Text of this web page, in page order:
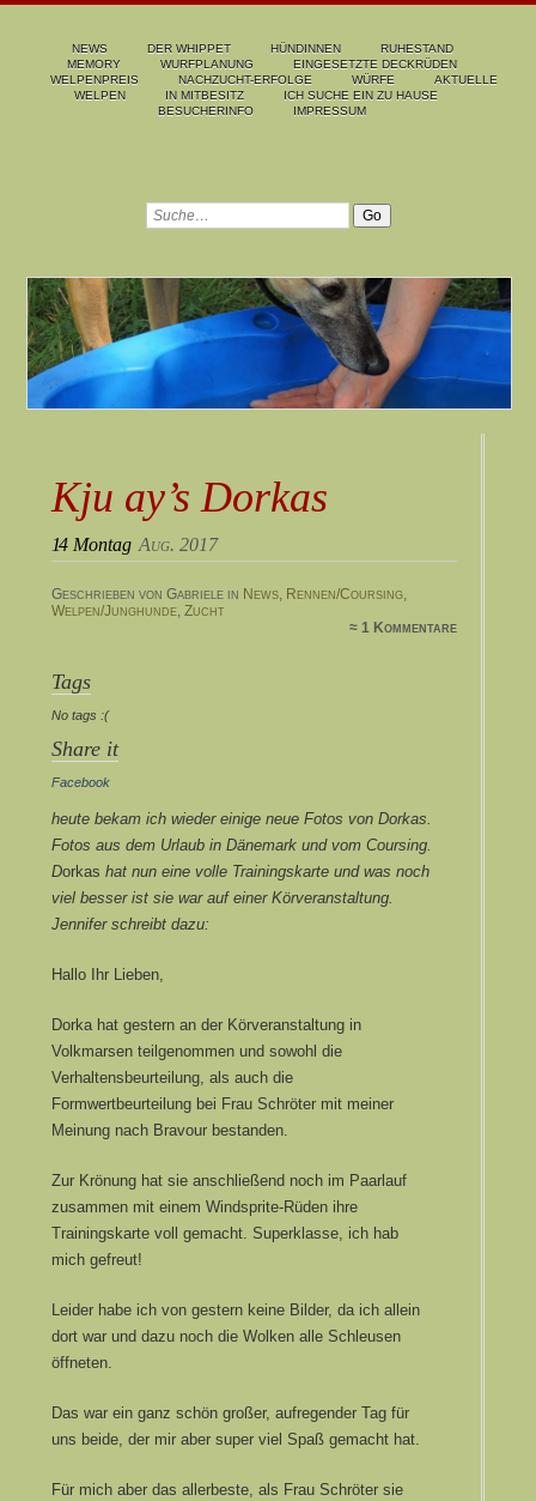
NEWS DER WHIPPET HÜNDINNEN
RUHESTAND
MEMORY
WURFPLANUNG
EINGESETZTE DECKRÜDEN
WELPENPREIS
NACHZUCHT-ERFOLGE WÜRFE
AKTUELLE
WELPEN
IN MITBESITZ
ICH SUCHE EIN ZU HAUSE
BESUCHERINFO
IMPRESSUM
Kju ay’s Dorkas
14 Montag Aug. 2017
Geschrieben von Gabriele in News, Rennen/Coursing,
Welpen/Junghunde, Zucht
≈ 1 Kommentare
Tags
No tags :(
Share it
Facebook
heute bekam ich wieder einige neue Fotos von Dorkas.
Fotos aus dem Urlaub in Dänemark und vom Coursing.
Dorkas hat nun eine volle Trainingskarte und was noch
viel besser ist sie war auf einer Körveranstaltung.
Jennifer schreibt dazu:
Hallo Ihr Lieben,
Dorka hat gestern an der Körveranstaltung in
Volkmarsen teilgenommen und sowohl die
Verhaltensbeurteilung, als auch die
Formwertbeurteilung bei Frau Schröter mit meiner
Meinung nach Bravour bestanden.
Zur Krönung hat sie anschließend noch im Paarlauf
zusammen mit einem Windsprite-Rüden ihre
Trainingskarte voll gemacht. Superklasse, ich hab
mich gefreut!
Leider habe ich von gestern keine Bilder, da ich allein
dort war und dazu noch die Wolken alle Schleusen
öffneten.
Das war ein ganz schön großer, aufregender Tag für
uns beide, der mir aber super viel Spaß gemacht hat.
Für mich aber das allerbeste, als Frau Schröter sie